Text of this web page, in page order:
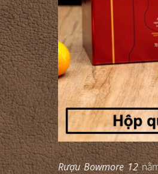
Rượu Bowmore 12